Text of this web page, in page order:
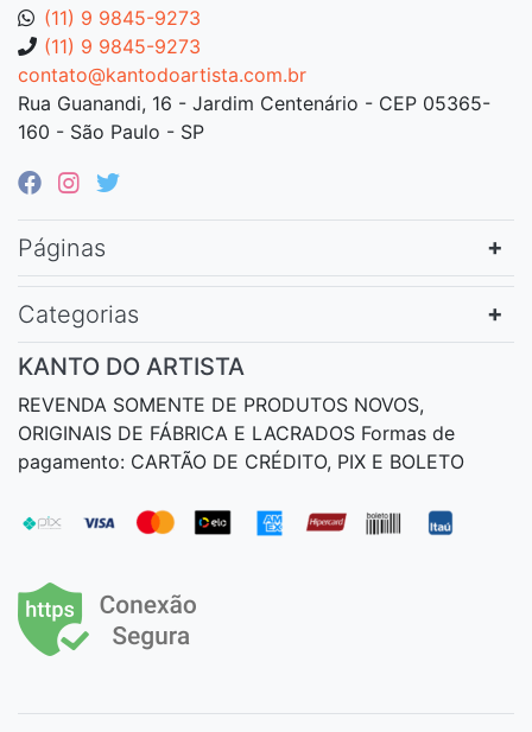
(11) 9 9845-9273
(11) 9 9845-9273
contato@kantodoartista.com.br
Rua Guanandi, 16 - Jardim Centenário - CEP 05365-
160 - São Paulo - SP
Páginas
Categorias
KANTO DO ARTISTA
REVENDA SOMENTE DE PRODUTOS NOVOS,
ORIGINAIS DE FÁBRICA E LACRADOS Formas de
pagamento: CARTÃO DE CRÉDITO, PIX E BOLETO